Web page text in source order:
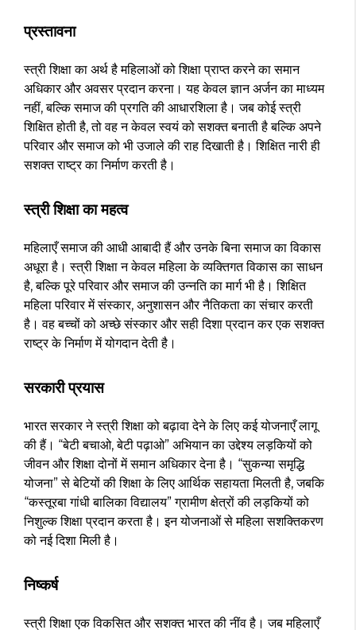
प्रस्तावना
स्त्री शिक्षा का अर्थ है महिलाओं को शिक्षा प्राप्त करने का समान
अधिकार और अवसर प्रदान करना। यह केवल ज्ञान अर्जन का माध्यम
नहीं, बल्कि समाज की प्रगति की आधारशिला है। जब कोई स्त्री
शिक्षित होती है, तो वह न केवल स्वयं को सशक्त बनाती है बल्कि अपने
परिवार और समाज को भी उजाले की राह दिखाती है। शिक्षित नारी ही
सशक्त राष्ट्र का निर्माण करती है।
स्त्री शिक्षा का महत्व
महिलाएँ समाज की आधी आबादी हैं और उनके बिना समाज का विकास
अधूरा है। स्त्री शिक्षा न केवल महिला के व्यक्तिगत विकास का साधन
है, बल्कि पूरे परिवार और समाज की उन्नति का मार्ग भी है। शिक्षित
महिला परिवार में संस्कार, अनुशासन और नैतिकता का संचार करती
है। वह बच्चों को अच्छे संस्कार और सही दिशा प्रदान कर एक सशक्त
राष्ट्र के निर्माण में योगदान देती है।
सरकारी प्रयास
भारत सरकार ने स्त्री शिक्षा को बढ़ावा देने के लिए कई योजनाएँ लागू
की हैं। “बेटी बचाओ, बेटी पढ़ाओ” अभियान का उद्देश्य लड़कियों को
जीवन और शिक्षा दोनों में समान अधिकार देना है। “सुकन्या समृद्धि
योजना” से बेटियों की शिक्षा के लिए आर्थिक सहायता मिलती है, जबकि
“कस्तूरबा गांधी बालिका विद्यालय” ग्रामीण क्षेत्रों की लड़कियों को
निशुल्क शिक्षा प्रदान करता है। इन योजनाओं से महिला सशक्तिकरण
को नई दिशा मिली है।
निष्कर्ष
स्त्री शिक्षा एक विकसित और सशक्त भारत की नींव है। जब महिलाएँ